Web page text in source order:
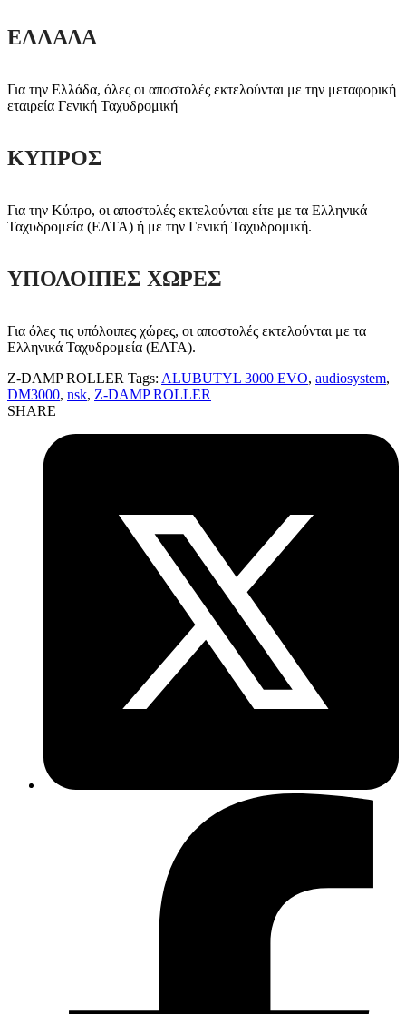
ΕΛΛΑΔΑ
Για την Ελλάδα, όλες οι αποστολές εκτελούνται με την μεταφορική
εταιρεία Γενική Ταχυδρομική
ΚΥΠΡΟΣ
Για την Κύπρο, οι αποστολές εκτελούνται είτε με τα Ελληνικά
Ταχυδρομεία (ΕΛΤΑ) ή με την Γενική Ταχυδρομική.
ΥΠΟΛΟΙΠΕΣ ΧΩΡΕΣ
Για όλες τις υπόλοιπες χώρες, οι αποστολές εκτελούνται με τα
Ελληνικά Ταχυδρομεία (ΕΛΤΑ).
Z-DAMP ROLLER Tags: ALUBUTYL 3000 EVO, audiosystem,
DM3000, nsk, Z-DAMP ROLLER
SHARE